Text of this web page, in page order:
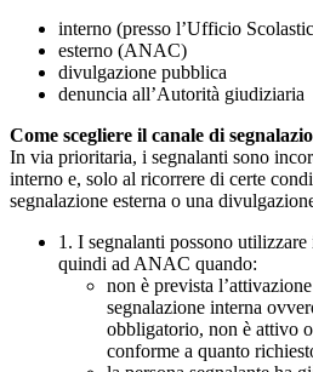
interno (presso l’Ufficio
esterno (ANAC)
divulgazione pubblica
denuncia all’Autorità giudiziaria
Come scegliere il canale di
In via prioritaria, i segnalanti sono
interno e, solo al ricorrere di certe
segnalazione esterna o una
1. I segnalanti possono
quindi ad ANAC quando:
non è prevista
segnalazione interna
obbligatorio, non è attivo
conforme a quanto